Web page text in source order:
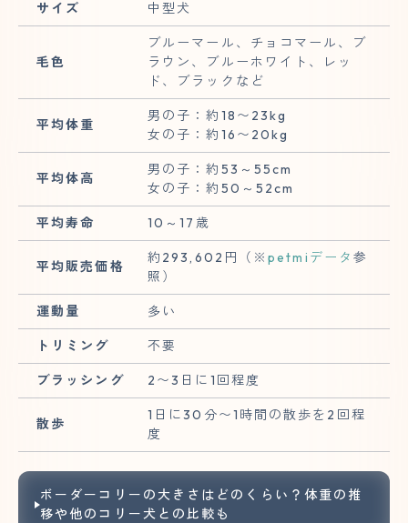
サイズ 中型犬
毛色
ブルーマール、チョコマール、ブ
ラウン、ブルーホワイト、レッ
ド、ブラックなど
平均体重
男の子：約18〜23kg
女の子：約16〜20kg
平均体高
男の子：約53～55cm
女の子：約50～52cm
平均寿命 10～17歳
平均販売価格
約293,602円（※petmiデータ 参
照）
運動量 多い
トリミング 不要
ブラッシング 2〜3日に1回程度
散歩
1日に30分〜1時間の散歩を2回程
度
ボーダーコリーの大きさはどのくらい？体重の推
移や他のコリー犬との比較も